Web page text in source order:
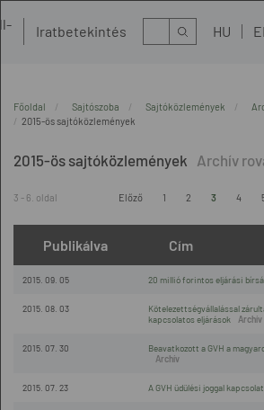
Iratbetekintés Kereső HU
Főoldal Sajtószoba Sajtóközlemények
2015-ös sajtóközlemények
2015-ös sajtóközlemények
3 - 6. oldal Előző 1 2 3 4
Publikálva Cím
2015. 09. 05 20 millió forintos eljárási
2015. 08. 03
Kötelezettségvállalással
kapcsolatos eljárások
2015. 07. 30 Beavatkozott a GVH a
2015. 07. 23 A GVH üdülési joggal